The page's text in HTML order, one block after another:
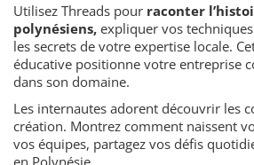
Utilisez Threads pour raconter
polynésiens, expliquer vos
les secrets de votre expertise locale.
éducative positionne votre entreprise
dans son domaine.
Les internautes adorent découvrir les
création. Montrez comment naissent
vos équipes, partagez vos défis
en Polynésie.